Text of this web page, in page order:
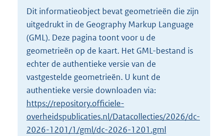
o
t
t
e
2
K
b
Dit informatieobject bevat geometrieën die zijn
uitgedrukt in de Geography Markup Language
(GML). Deze pagina toont voor u de
geometrieën op de kaart. Het GML-bestand is
echter de authentieke versie van de
vastgestelde geometrieën. U kunt de
authentieke versie downloaden via:
https://repository.officiele-
overheidspublicaties.nl/Datacollecties/2026/dc-
2026-1201/1/gml/dc-2026-1201.gml